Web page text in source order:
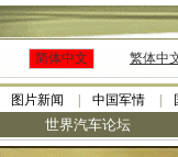
简体中文 繁体中
图片新闻 中国军情
世界汽车论坛